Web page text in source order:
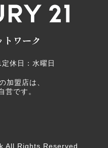
定休日：水曜日
加盟店は、
営です。
All Rights Reserved.